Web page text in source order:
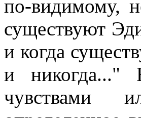
по-видимому,
существуют
и когда
и никогда..."
чувствами